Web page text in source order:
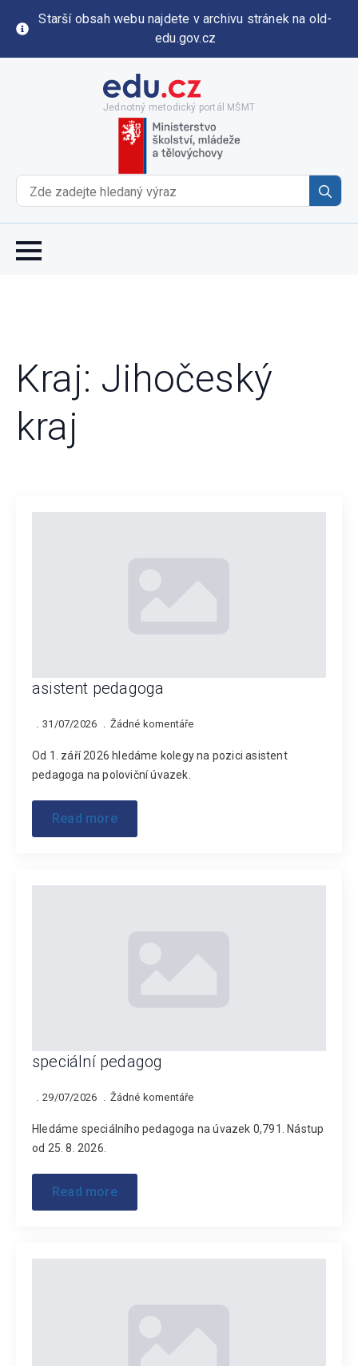
Starší obsah webu najdete v archivu stránek na old-
edu.gov.cz
Jednotný metodický portál MŠMT
for:
Kraj: Jihočeský
kraj
asistent pedagoga
31/07/2026 Žádné komentáře
Od 1. září 2026 hledáme kolegy na pozici asistent
pedagoga na poloviční úvazek.
Read more
speciální pedagog
29/07/2026 Žádné komentáře
Hledáme speciálního pedagoga na úvazek 0,791. Nástup
od 25. 8. 2026.
Read more